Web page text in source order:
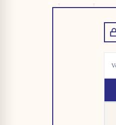
plus que de ce